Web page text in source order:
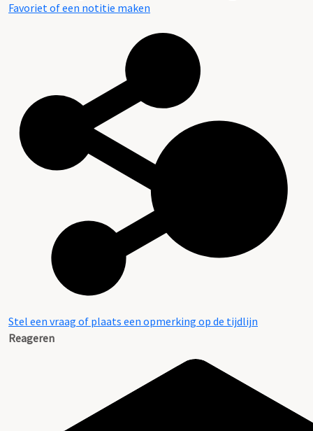
Favoriet of een notitie maken
Stel een vraag of plaats een opmerking op de tijdlijn
Reageren